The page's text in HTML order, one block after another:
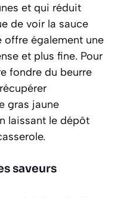
et qui réduit
de voir la sauce
offre également une
et plus fine. Pour
fondre du beurre
gras jaune
laissant le dépôt
saveurs